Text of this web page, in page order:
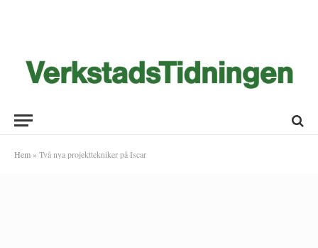
Hem » Två nya projekttekniker på Iscar